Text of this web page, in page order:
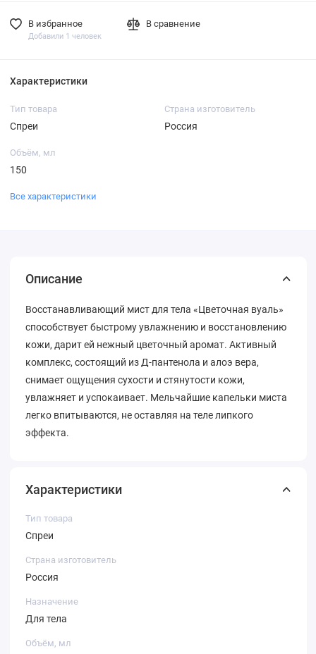
В избранное
Добавили 1 человек
В сравнение
Характеристики
Тип товара
Спреи
Страна изготовитель
Россия
Объём, мл
150
Все характеристики
Описание
Восстанавливающий мист для тела «Цветочная вуаль»
способствует быстрому увлажнению и восстановлению
кожи, дарит ей нежный цветочный аромат. Активный
комплекс, состоящий из Д-пантенола и алоэ вера,
снимает ощущения сухости и стянутости кожи,
увлажняет и успокаивает. Мельчайшие капельки миста
легко впитываются, не оставляя на теле липкого
эффекта.
Характеристики
Тип товара
Спреи
Страна изготовитель
Россия
Назначение
Для тела
Объём, мл